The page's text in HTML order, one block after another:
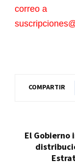
correo a
COMPARTIR
El Gobierno